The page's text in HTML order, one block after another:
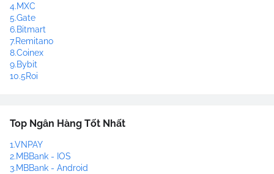
4.MXC
5.Gate
6.Bitmart
7.Remitano
8.Coinex
9.Bybit
10.5Roi
Top Ngân Hàng Tốt Nhất
1.VNPAY
2.MBBank - IOS
3.MBBank - Android